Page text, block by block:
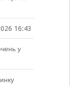
16:43
у